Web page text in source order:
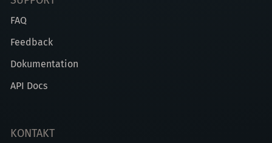
FAQ
Feedback
Dokumentation
API Docs
KONTAKT